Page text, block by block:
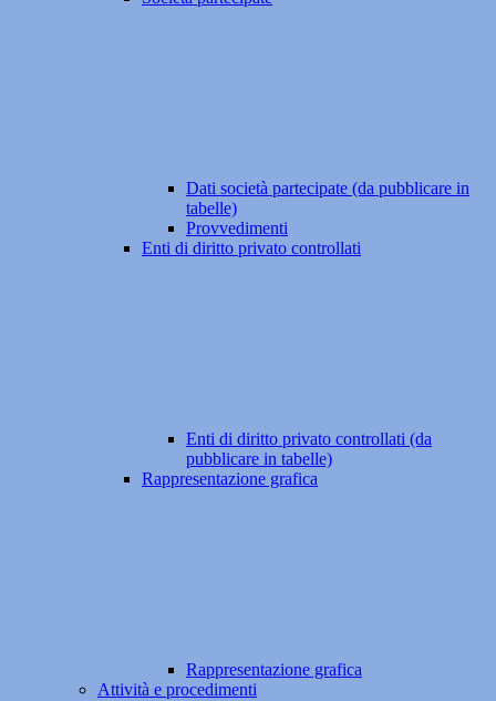
Dati società partecipate (da pubblicare in
tabelle)
Provvedimenti
Enti di diritto privato controllati
Enti di diritto privato controllati (da
pubblicare in tabelle)
Rappresentazione grafica
Rappresentazione grafica
Attività e procedimenti